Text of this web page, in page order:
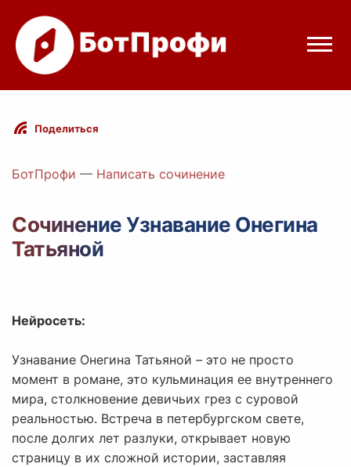
Режимы бота
Цены
Вход с Telegram
Поделиться
БотПрофи — Написать сочинение
Сочинение Узнавание Онегина
Татьяной
Нейросеть:
Узнавание Онегина Татьяной – это не просто
момент в романе, это кульминация ее внутреннего
мира, столкновение девичьих грез с суровой
реальностью. Встреча в петербургском свете,
после долгих лет разлуки, открывает новую
страницу в их сложной истории, заставляя